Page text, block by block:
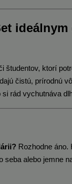
študentov, ktorí
čistú, prírodnú
si rád vychutnáva
Rozhodne áno.
alebo jemne